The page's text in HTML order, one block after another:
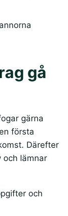
gå
gärna
första
Därefter
och lämnar
och